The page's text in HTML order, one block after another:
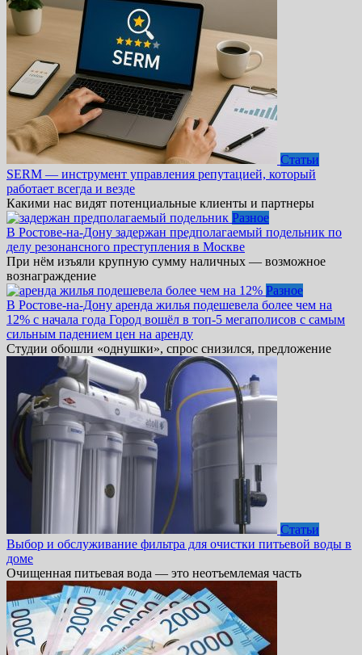
Статьи
SERM — инструмент управления репутацией, который
работает всегда и везде
Какими нас видят потенциальные клиенты и партнеры
Разное
В Ростове-на-Дону задержан предполагаемый подельник по
делу резонансного преступления в Москве
При нём изъяли крупную сумму наличных — возможное
вознаграждение
Разное
В Ростове-на-Дону аренда жилья подешевела более чем на
12% с начала года Город вошёл в топ-5 мегаполисов с самым
сильным падением цен на аренду
Студии обошли «однушки», спрос снизился, предложение
Статьи
Выбор и обслуживание фильтра для очистки питьевой воды в
доме
Очищенная питьевая вода — это неотъемлемая часть